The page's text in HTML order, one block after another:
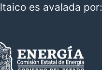
es avalada por: